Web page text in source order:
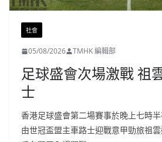
社會
05/08/2026 TMHK 編輯部
足球盛會次場激戰 祖
士
香港足球盛會第二場賽事於晚上七時
由世冠盃盟主車路士迎戰意甲勁旅祖